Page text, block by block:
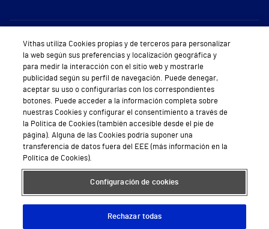
Sobre Vithas
Quiénes somos
Trabajar en Vithas
Teléfono Cita Médica
Teléfono Atención al Cliente
Política de seguridad y salud en el trabajo
Conoce a Supervita
Vithas utiliza Cookies propias y de terceros para personalizar
la web según sus preferencias y localización geográfica y
para medir la interacción con el sitio web y mostrarle
publicidad según su perfil de navegación. Puede denegar,
aceptar su uso o configurarlas con los correspondientes
botones. Puede acceder a la información completa sobre
nuestras Cookies y configurar el consentimiento a través de
la Política de Cookies (también accesible desde el pie de
página). Alguna de las Cookies podría suponer una
transferencia de datos fuera del EEE (más información en la
Política de Cookies).
Configuración de cookies
Rechazar todas